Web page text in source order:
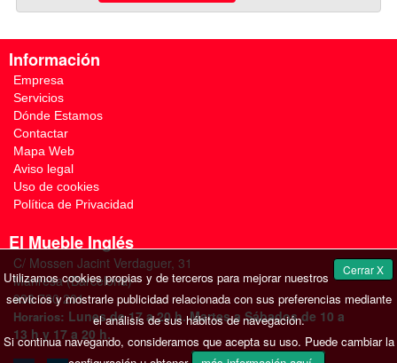
Información
Empresa
Servicios
Dónde Estamos
Contactar
Mapa Web
Aviso legal
Uso de cookies
Política de Privacidad
El Mueble Inglés
C/ Mossen Jacint Verdaguer, 31
Manresa (Barcelona)
938 730 201
Horarios: Lunes de 17 a 20 h. Martes a Sábados de 10 a
13 h y 17 a 20 h.
Cerrar X
Utilizamos cookies propias y de terceros para mejorar nuestros
servicios y mostrarle publicidad relacionada con sus preferencias mediante
el análisis de sus hábitos de navegación.
Si continua navegando, consideramos que acepta su uso. Puede cambiar la